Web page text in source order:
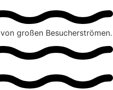
großen Besucherströmen.